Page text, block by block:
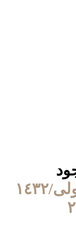
٢٤/جمادى الأولى/١٤٣٢